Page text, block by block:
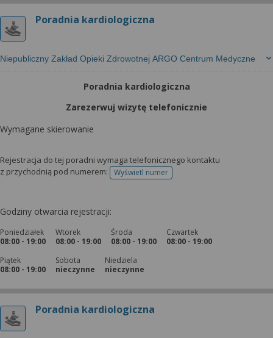
Poradnia kardiologiczna
Niepubliczny Zakład Opieki Zdrowotnej ARGO Centrum Medyczne
Poradnia kardiologiczna
Zarezerwuj wizytę telefonicznie
Wymagane skierowanie
Rejestracja do tej poradni wymaga telefonicznego kontaktu
z przychodnią pod numerem:
Wyświetl numertelefonu do rejestracji
Godziny otwarcia rejestracji:
Poniedziałek
08:00 - 19:00
Wtorek
08:00 - 19:00
Środa
08:00 - 19:00
Czwartek
08:00 - 19:00
Piątek
08:00 - 19:00
Sobota
nieczynne
Niedziela
nieczynne
Poradnia kardiologiczna